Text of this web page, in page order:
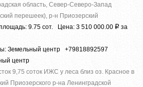
область, Север-Северо-Запад
перешеек), р-н Приозерский
9.75 сот. Цена: 3 510 000.00 Р за
Земельный центр +79818892597
центр
9,75 соток ИЖС у леса близ оз. Красное в
Приозерского р-на Ленинградской